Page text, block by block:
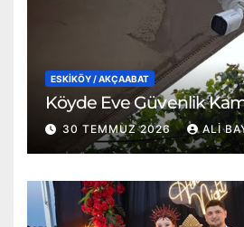
ESKİKÖY / AKÇAABAT
Köyde Eve Güvenlik
30 TEMMUZ 2026 ALI